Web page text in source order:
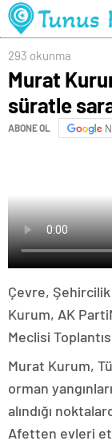
293 okunma
Murat
süratle
ABONE OL
Çevre,
Kurum, AK
Meclisi
Murat Kurum,
orman
alındığı
Afetten evleri